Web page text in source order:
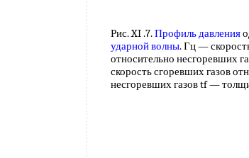
Рис. XI .7.Профиль давления
ударной волны. Гц —
относительно несгоревших
скорость сгоревших газов
несгоревших газов tf —